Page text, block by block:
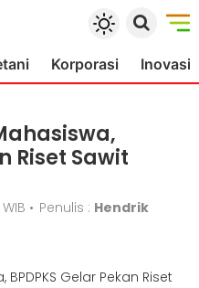
Korporasi Inovasi
Riset Sawit
• Penulis : Hendrik